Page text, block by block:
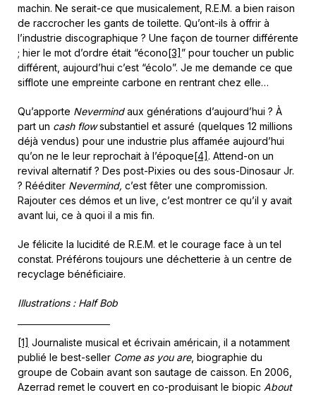
machin. Ne serait-ce que musicalement, R.E.M. a bien raison
de raccrocher les gants de toilette. Qu’ont-ils à offrir à
l’industrie discographique ? Une façon de tourner différente
; hier le mot d’ordre était “écono[3] ” pour toucher un public
différent, aujourd’hui c’est “écolo”. Je me demande ce que
sifflote une empreinte carbone en rentrant chez elle…
Qu’apporte Nevermindaux générations d’aujourd’hui ? À
part un cash flowsubstantiel et assuré (quelques 12 millions
déjà vendus) pour une industrie plus affamée aujourd’hui
qu’on ne le leur reprochait à l’époque[4] . Attend-on un
revival alternatif ? Des post-Pixies ou des sous-Dinosaur Jr.
? Rééditer Nevermind, c’est fêter une compromission.
Rajouter ces démos et un live, c’est montrer ce qu’il y avait
avant lui, ce à quoi il a mis fin.
Je félicite la lucidité de R.E.M. et le courage face à un tel
constat. Préférons toujours une déchetterie à un centre de
recyclage bénéficiaire.
Illustrations : Half Bob
[1] Journaliste musical et écrivain américain, il a notamment
publié le best-seller Come as you are, biographie du
groupe de Cobain avant son sautage de caisson. En 2006,
Azerrad remet le couvert en co-produisant le biopic About